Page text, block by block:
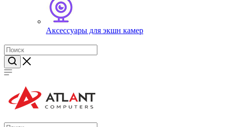
Аксессуары для экшн камер